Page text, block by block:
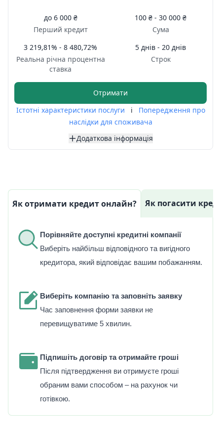
до 6 000 ₴
Перший кредит
100 ₴ - 30 000 ₴
Сума
3 219,81% - 8 480,72%
Реальна річна процентна
ставка
5 днів - 20 днів
Строк
Отримати
Істотні характеристики послуги
i
Попередження про
наслідки для споживача
Додаткова інформація
Як отримати кредит онлайн? Як погасити
Порівняйте доступні кредитні компанії
Виберіть найбільш відповідного та вигідного
кредитора, який відповідає вашим побажанням.
Виберіть компанію та заповніть заявку
Час заповнення форми заявки не
перевищуватиме 5 хвилин.
Підпишіть договір та отримайте гроші
Після підтвердження ви отримуєте гроші
обраним вами способом – на рахунок чи
готівкою.